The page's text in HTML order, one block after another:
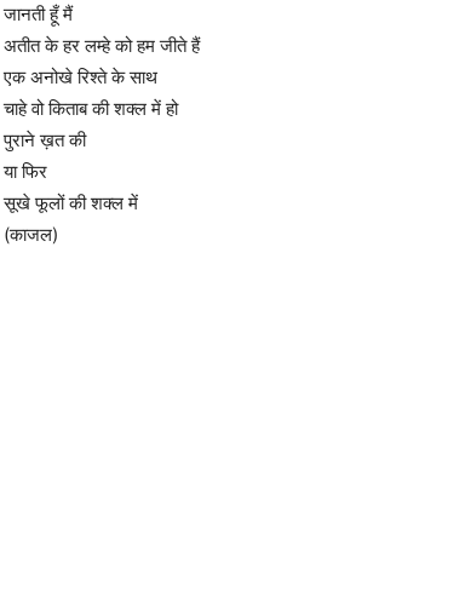
जानती हूँ मैं
अतीत के हर लम्हे को हम जीते हैं
एक अनोखे रिश्ते के साथ
चाहे वो किताब की शक्ल में हो
पुराने ख़त की
या फिर
सूखे फूलों की शक्ल में
(काजल)